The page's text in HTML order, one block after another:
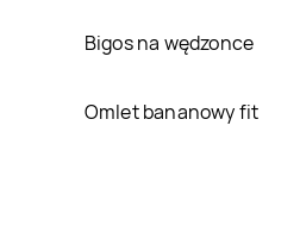
Bigos na wędzonce
Omlet bananowy fit